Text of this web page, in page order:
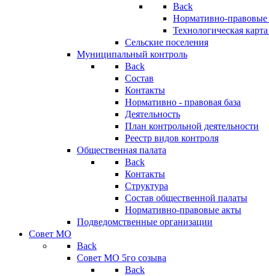
Back
Нормативно-правовые
Технологическая
Сельские поселения
Муниципальный контроль
Back
Состав
Контакты
Нормативно - правовая база
Деятельность
План контрольной деятельности
Реестр видов контроля
Общественная палата
Back
Контакты
Структура
Состав общественной палаты
Нормативно-правовые акты
Подведомственные организации
Совет МО
Back
Совет МО 5го созыва
Back